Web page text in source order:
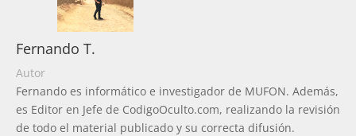
Fernando T.
Autor
Fernando es informático e investigador de MUFON. Además,
es Editor en Jefe de CodigoOculto.com, realizando la revisión
de todo el material publicado y su correcta difusión.